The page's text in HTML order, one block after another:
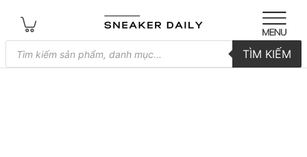
Tìm
kiếm
sản
TÌM KIẾM